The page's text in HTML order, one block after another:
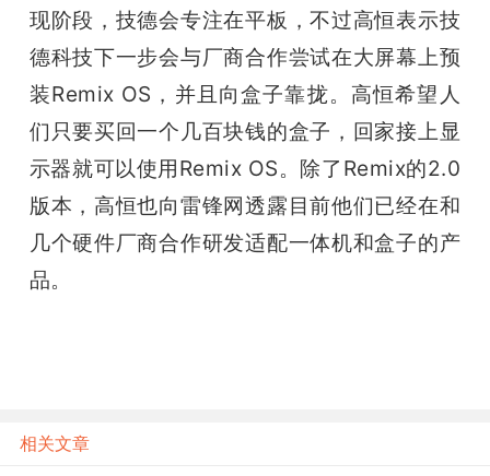
现阶段，技德会专注在平板，不过高恒表示技
德科技下一步会与厂商合作尝试在大屏幕上预
装Remix OS，并且向盒子靠拢。高恒希望人
们只要买回一个几百块钱的盒子，回家接上显
示器就可以使用Remix OS。除了Remix的2.0
版本，高恒也向雷锋网透露目前他们已经在和
几个硬件厂商合作研发适配一体机和盒子的产
品。
相关文章